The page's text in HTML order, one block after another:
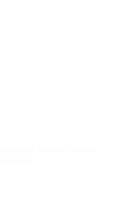
офертой, просим уточнять